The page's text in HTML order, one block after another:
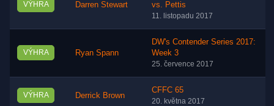
VÝHRA Darren Stewart
vs. Pettis
11. listopadu 2017
VÝHRA Ryan Spann
DW's Contender Series 2017:
Week 3
25. července 2017
VÝHRA Derrick Brown
CFFC 65
20. května 2017